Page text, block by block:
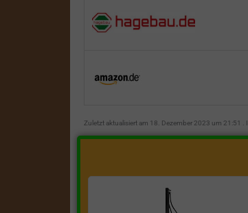
Zuletzt aktualisiert am 18. Dezember 2023 um 21:51 .